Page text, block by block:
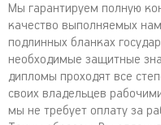
Мы гарантируем полную
качество выполняемых
подлинных бланках
необходимые защитные
дипломы проходят все
своих владельцев
мы не требует оплату за